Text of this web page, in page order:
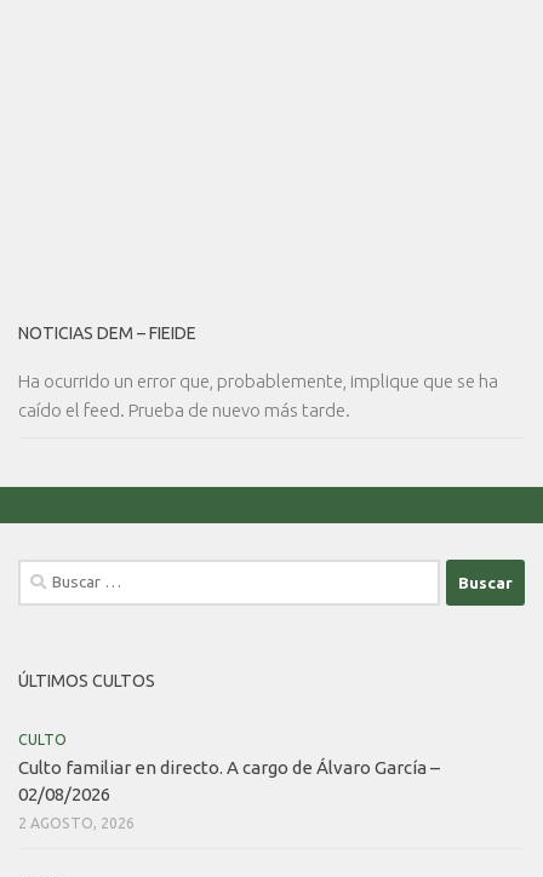
NOTICIAS DEM – FIEIDE
Ha ocurrido un error que, probablemente, implique que se ha
caído el feed. Prueba de nuevo más tarde.
Buscar:
ÚLTIMOS CULTOS
CULTO
Culto familiar en directo. A cargo de Álvaro García –
02/08/2026
2 AGOSTO, 2026